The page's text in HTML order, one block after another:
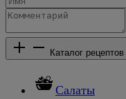
Каталог рецептов
Салаты